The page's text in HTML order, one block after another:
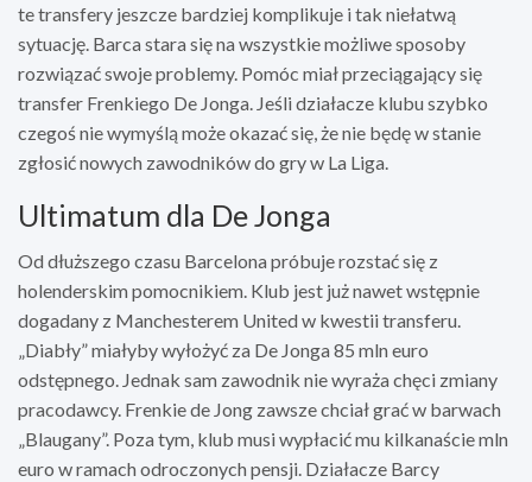
te transfery jeszcze bardziej komplikuje i tak niełatwą
sytuację. Barca stara się na wszystkie możliwe sposoby
rozwiązać swoje problemy. Pomóc miał przeciągający się
transfer Frenkiego De Jonga. Jeśli działacze klubu szybko
czegoś nie wymyślą może okazać się, że nie będę w stanie
zgłosić nowych zawodników do gry w La Liga.
Ultimatum dla De Jonga
Od dłuższego czasu Barcelona próbuje rozstać się z
holenderskim pomocnikiem. Klub jest już nawet wstępnie
dogadany z Manchesterem United w kwestii transferu.
„Diabły” miałyby wyłożyć za De Jonga 85 mln euro
odstępnego. Jednak sam zawodnik nie wyraża chęci zmiany
pracodawcy. Frenkie de Jong zawsze chciał grać w barwach
„Blaugany”. Poza tym, klub musi wypłacić mu kilkanaście mln
euro w ramach odroczonych pensji. Działacze Barcy